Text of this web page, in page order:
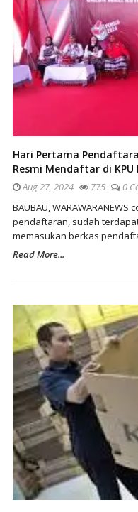
Hari Pertama
Resmi Mendaftar di KPU
Aug 27, 2024 775 0
BAUBAU,
pendaftaran, sudah
memasukan berkas
Read More...